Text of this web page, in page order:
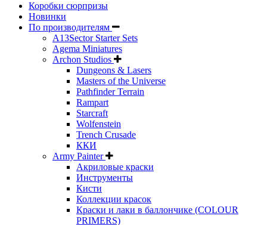
Коробки сюрпризы
Новинки
По производителям
A13Sector Starter Sets
Agema Miniatures
Archon Studios
Dungeons & Lasers
Masters of the Universe
Pathfinder Terrain
Rampart
Starcraft
Wolfenstein
Trench Crusade
ККИ
Army Painter
Акриловые краски
Инструменты
Кисти
Коллекции красок
Краски и лаки в баллончике (COLOUR
PRIMERS)